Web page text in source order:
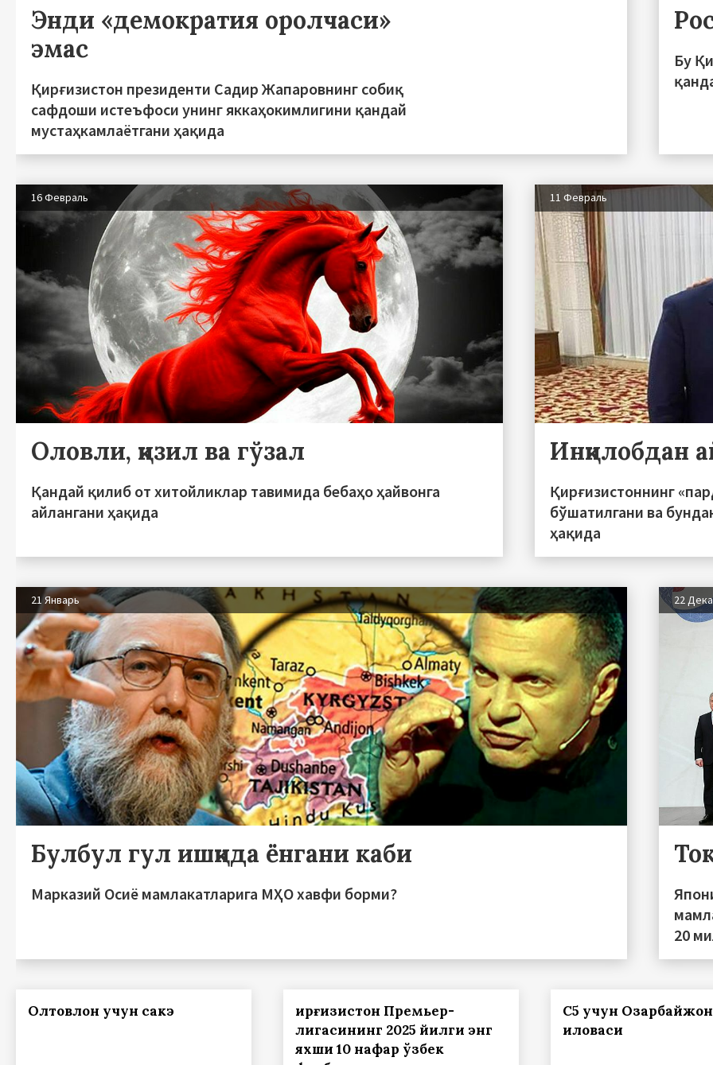
Энди «демократия оролчаси»
эмас
Қирғизистон президенти Садир Жапаровнинг собиқ
сафдоши истеъфоси унинг яккаҳокимлигини қандай
мустаҳкамлаётгани ҳақида
Бу
16 Февраль
Оловли, қизил ва гўзал
Қандай қилиб от хитойликлар тавимида бебаҳо ҳайвонга
айлангани ҳақида
11 Февраль
Инқилобдан
Қирғизистоннинг
бўшатилгани ва
ҳақида
21 Январь
Булбул гул ишқида ёнгани каби
Марказий Осиё мамлакатларига МҲО хавфи борми?
22
20
Олтовлон учун сакэ
Қирғизистон Премьер-
лигасининг 2025 йилги энг
яхши 10 нафар ўзбек
С5 учун Озарбайжон
иловаси